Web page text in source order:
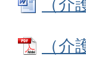
（
（